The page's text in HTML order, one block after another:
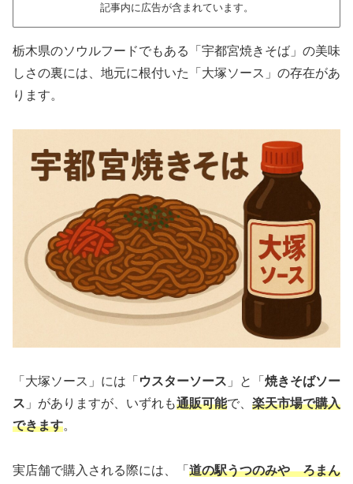
記事内に広告が含まれています。
栃木県のソウルフードでもある「宇都宮焼きそば」の美味
しさの裏には、地元に根付いた「大塚ソース」の存在があ
ります。
「大塚ソース」には「 ウスターソース 」と「 焼きそばソー
ス 」がありますが、いずれも通販可能で、 楽天市場で購入
できます。
実店舗で購入される際には、「 道の駅うつのみや ろまん